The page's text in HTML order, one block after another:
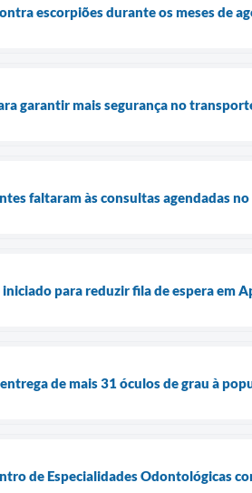
escorpiões durante os meses de
garantir mais segurança no
faltaram às consultas agendadas
para reduzir fila de espera em
de mais 31 óculos de grau à
de Especialidades Odontológicas